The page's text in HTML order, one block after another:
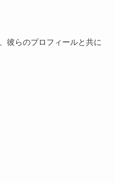
彼らのプロフィールと共に